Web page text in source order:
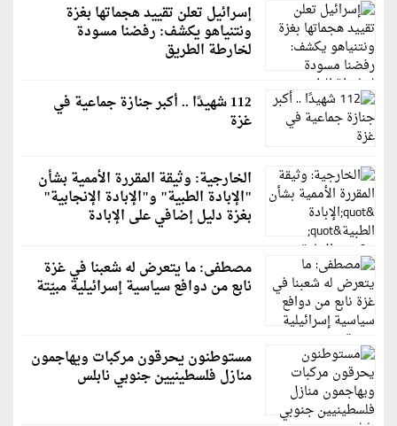
إسرائيل تعلن تقييد هجماتها بغزة
ونتنياهو يكشف: رفضنا مسودة
لخارطة الطريق
112 شهيدًا .. أكبر جنازة جماعية في
غزة
الخارجية: وثيقة المقررة الأممية بشأن
"الإبادة الطبية" و"الإبادة الإنجابية"
بغزة دليل إضافي على الإبادة
مصطفى: ما يتعرض له شعبنا في غزة
نابع من دوافع سياسية إسرائيلية مبيّتة
مستوطنون يحرقون مركبات ويهاجمون
منازل فلسطينيين جنوبي نابلس